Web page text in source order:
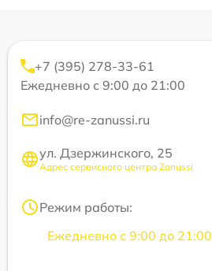
+7 (395) 278-33-61
Ежедневно с 9:00 до 21:00
info@re-zanussi.ru
ул. Дзержинского, 25
Адрес сервисного центра Zanussi
Режим работы:
Ежедневно с 9:00 до 21:00